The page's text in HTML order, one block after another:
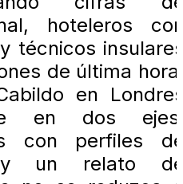
hoteleros
técnicos
de última
en
en dos
con perfiles
y un relato